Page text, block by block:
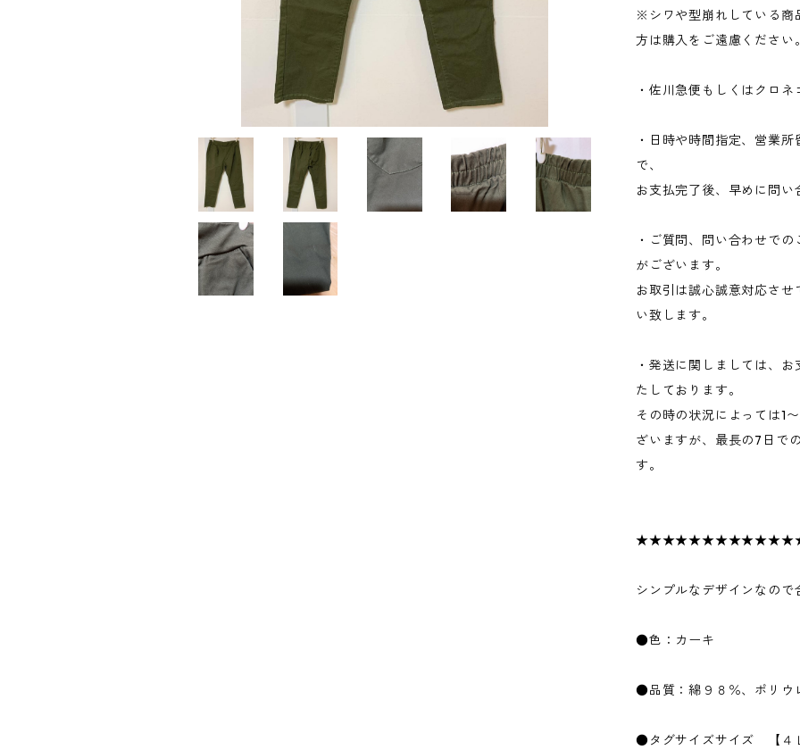
※シワや型崩れしている商
方は購入をご遠慮ください。
・佐川急便もしくはクロネ
・日時や時間指定、営業
で、
お支払完了後、早めに問い
・ご質問、問い合わせで
がございます。
お取引は誠心誠意対応さ
い致します。
・発送に関しましては、
たしております。
その時の状況によっては1
ざいますが、最長の7日で
す。
シンプルなデザインなの
●色：カーキ
●品質：綿９８％、ポリウ
●タグサイズサイズ 【４